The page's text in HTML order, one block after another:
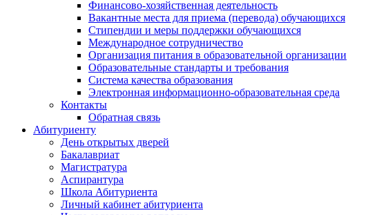
Финансово-хозяйственная деятельность
Вакантные места для приема (перевода) обучающихся
Стипендии и меры поддержки обучающихся
Международное сотрудничество
Организация питания в образовательной организации
Образовательные стандарты и требования
Система качества образования
Электронная информационно-образовательная среда
Контакты
Обратная связь
Абитуриенту
День открытых дверей
Бакалавриат
Магистратура
Аспирантура
Школа Абитуриента
Личный кабинет абитуриента